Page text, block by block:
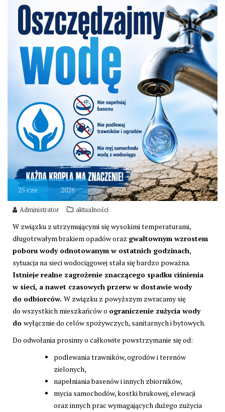
25cze 2026
Administrator aktualności
W związku z utrzymującymi się wysokimi temperaturami,
długotrwałym brakiem opadów oraz gwałtownym wzrostem
poboru wody odnotowanym w ostatnich godzinach,
sytuacja na sieci wodociągowej stała się bardzo poważna.
Istnieje realne zagrożenie znaczącego spadku ciśnienia
w sieci, a nawet czasowych przerw w dostawie wody
do odbiorców. W związku z powyższym zwracamy się
do wszystkich mieszkańców o ograniczenie zużycia wody
do wyłącznie do celów spożywczych, sanitarnych i bytowych.
Do odwołania prosimy o całkowite powstrzymanie się od:
podlewania trawników, ogrodów i terenów
zielonych,
napełniania basenów i innych zbiorników,
mycia samochodów, kostki brukowej, elewacji
oraz innych prac wymagających dużego zużycia